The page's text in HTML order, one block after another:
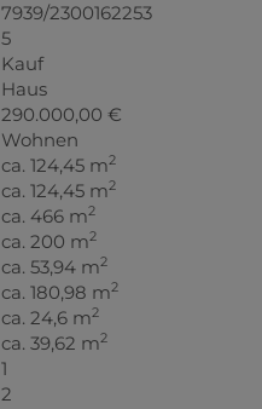
7939/2300162253
5
Kauf
Haus
290.000,00 €
Wohnen
ca. 124,45 m2
ca. 124,45 m2
ca. 466 m2
ca. 200 m2
ca. 53,94 m2
ca. 180,98 m2
ca. 24,6 m2
ca. 39,62 m2
1
2